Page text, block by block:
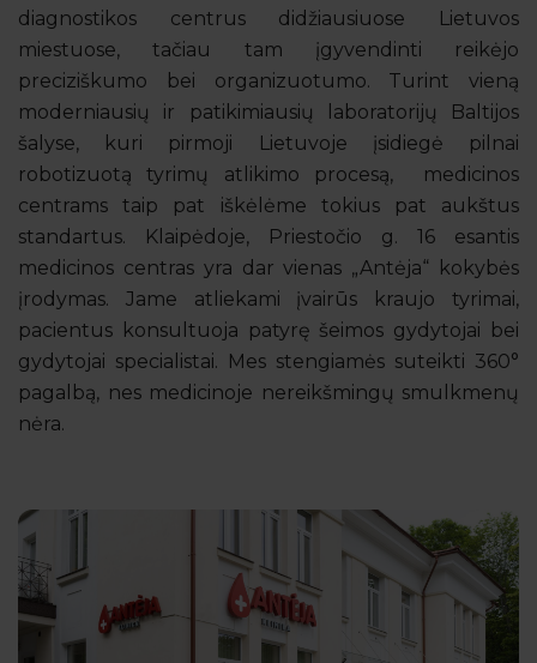
diagnostikos centrus didžiausiuose Lietuvos
miestuose, tačiau tam įgyvendinti reikėjo
preciziškumo bei organizuotumo. Turint vieną
moderniausių ir patikimiausių laboratorijų Baltijos
šalyse, kuri pirmoji Lietuvoje įsidiegė pilnai
robotizuotą tyrimų atlikimo procesą, medicinos
centrams taip pat iškėlėme tokius pat aukštus
standartus. Klaipėdoje, Priestočio g. 16 esantis
medicinos centras yra dar vienas „Antėja“ kokybės
įrodymas. Jame atliekami įvairūs kraujo tyrimai,
pacientus konsultuoja patyrę šeimos gydytojai bei
gydytojai specialistai. Mes stengiamės suteikti 360°
pagalbą, nes medicinoje nereikšmingų smulkmenų
nėra.